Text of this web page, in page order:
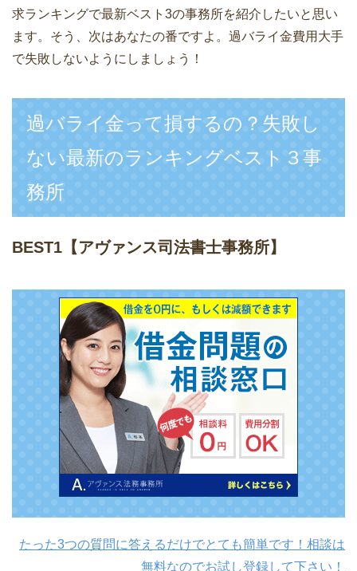
求ランキングで最新ベスト3の事務所を紹介したいと思い
ます。そう、次はあなたの番ですよ。過バライ金費用大手
で失敗しないようにしましょう！
過バライ金って損するの？失敗し
ない最新のランキングベスト３事
務所
BEST1 【アヴァンス司法書士事務所】
たった3つの質問に答えるだけでとても簡単です！相談は
無料なのでお試し登録して下さい！